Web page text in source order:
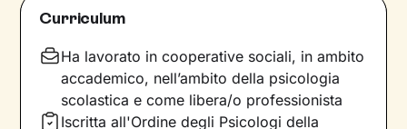
tratta di una dinamica che è sempre presente.
necessario per comprenderne i meccanismi,
per poi interveniree migliorare il
funzionamento mente-organismo.
Curriculum
Ha lavorato in cooperative sociali, in ambito
accademico, nell’ambito della psicologia
scolastica e come libera/o professionista
Iscritta all'Ordine degli Psicologi della